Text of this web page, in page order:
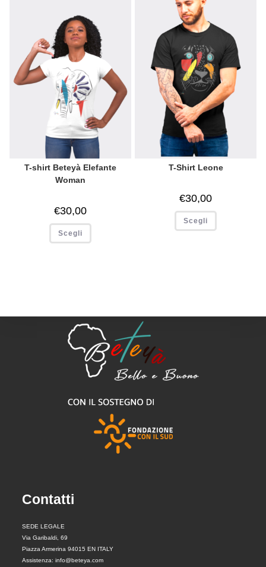
T-shirt Beteyà Elefante
Woman
€30,00
Scegli
T-Shirt Leone
€30,00
Scegli
Contatti
SEDE LEGALE
Via Garibaldi, 69
Piazza Armerina 94015 EN ITALY
Assistenza: info@beteya.com